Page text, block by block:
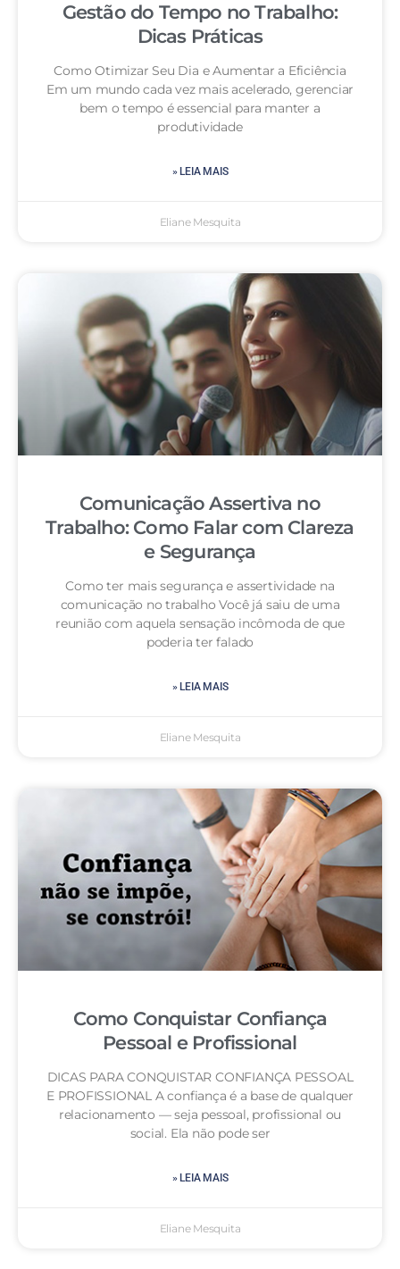
Gestão do Tempo no Trabalho:
Dicas Práticas
Como Otimizar Seu Dia e Aumentar a Eficiência
Em um mundo cada vez mais acelerado, gerenciar
bem o tempo é essencial para manter a
produtividade
» LEIA MAIS
Eliane Mesquita
Comunicação Assertiva no
Trabalho: Como Falar com Clareza
e Segurança
Como ter mais segurança e assertividade na
comunicação no trabalho Você já saiu de uma
reunião com aquela sensação incômoda de que
poderia ter falado
» LEIA MAIS
Eliane Mesquita
Como Conquistar Confiança
Pessoal e Profissional
DICAS PARA CONQUISTAR CONFIANÇA PESSOAL
E PROFISSIONAL A confiança é a base de qualquer
relacionamento — seja pessoal, profissional ou
social. Ela não pode ser
» LEIA MAIS
Eliane Mesquita